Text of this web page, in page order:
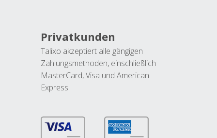
Privatkunden
Talixo akzeptiert alle gängigen
Zahlungsmethoden, einschließlich
MasterCard, Visa und American
Express.